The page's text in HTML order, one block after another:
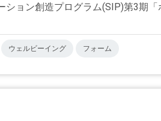
ョン創造プログラム(SIP)第3期
ウェルビーイング フォーム